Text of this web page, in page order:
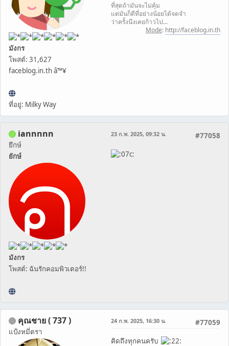
มังกร
โพสต์: 31,627
faceblog.in.th â™¥
ที่อยู่: Milky Way
ที่สุดถ้ามันจะไม่คุ้ม
แต่มันก็ดีที่อย่างน้อยได้จดจำ
ว่าครั้งนึงเคยก้าวไป...
Mode: http://faceblog.in.th
iannnnn
ยึกษ์
ยักษ์
มังกร
โพสต์: ฉันรักคอมพิวเตอร์!!
#77058
23 ก.พ. 2025, 09:32 น.
คุณชาย ( 737 )
แป้งหมี่ตรา
#77059
24 ก.พ. 2025, 16:30 น.
คิดถึงทุกคนครับ